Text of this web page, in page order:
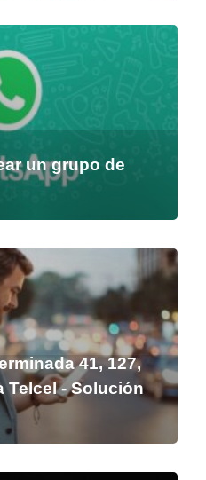
un grupo de
41, 127,
Telcel - Solución